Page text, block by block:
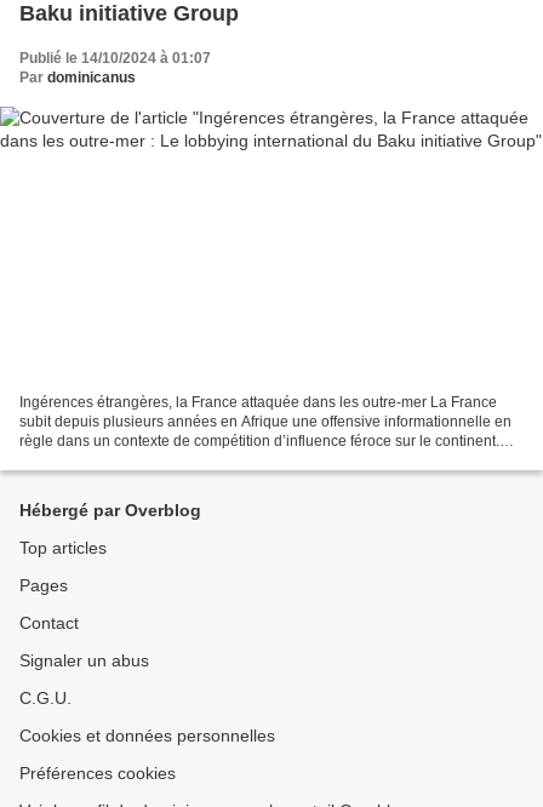
Baku initiative Group
Publié le 14/10/2024 à 01:07
Par dominicanus
Ingérences étrangères, la France attaquée dans les outre-mer La France
subit depuis plusieurs années en Afrique une offensive informationnelle en
règle dans un contexte de compétition d’influence féroce sur le continent.
Hébergé par Overblog
Top articles
Pages
Contact
Signaler un abus
C.G.U.
Cookies et données personnelles
Préférences cookies